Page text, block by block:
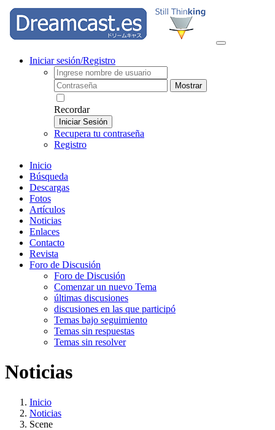
Iniciar sesión/Registro
Mostrar
Recordar
Iniciar Sesión
Recupera tu contraseña
Registro
Inicio
Búsqueda
Descargas
Fotos
Artículos
Noticias
Enlaces
Contacto
Revista
Foro de Discusión
Foro de Discusión
Comenzar un nuevo Tema
últimas discusiones
discusiones en las que participó
Temas bajo seguimiento
Temas sin respuestas
Temas sin resolver
Noticias
Inicio
Noticias
Scene